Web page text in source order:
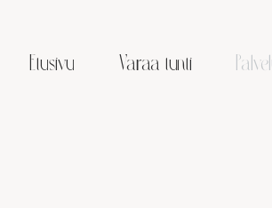
Etusivu Varaa tunti